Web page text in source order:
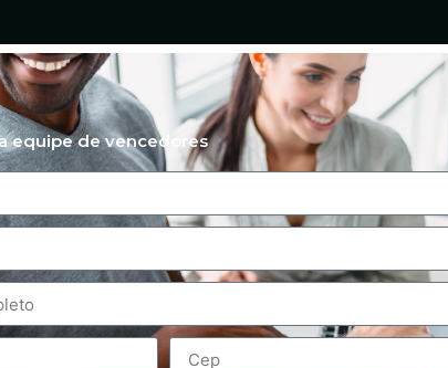
equipe de vencedores